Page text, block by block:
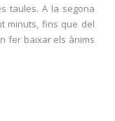
taules. A la segona
minuts, fins que del
fer baixar els ànims